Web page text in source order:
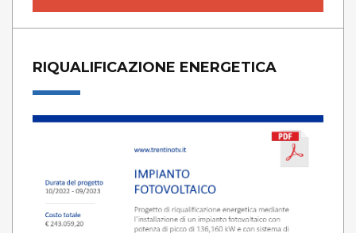
RIQUALIFICAZIONE ENERGETICA